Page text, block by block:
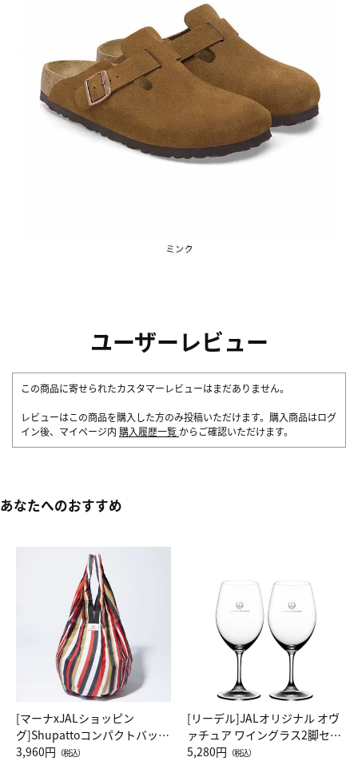
ユーザーレビュー
この商品に寄せられたカスタマーレビューはまだありません。
レビューはこの商品を購入した方のみ投稿いただけます。購入商品はログ
イン後、マイページ内 購入履歴一覧 からご確認いただけます。
あなたへのおすすめ
[マーナxJALショッピン
グ]Shupattoコンパクトバッグ
Drop JAL客室乗務員（LC）ス
3,960円 （税込）
[リーデル]JALオリジナル オヴ
ァチュア ワイングラス2脚セッ
ト（レッドワイン）
5,280円 （税込）